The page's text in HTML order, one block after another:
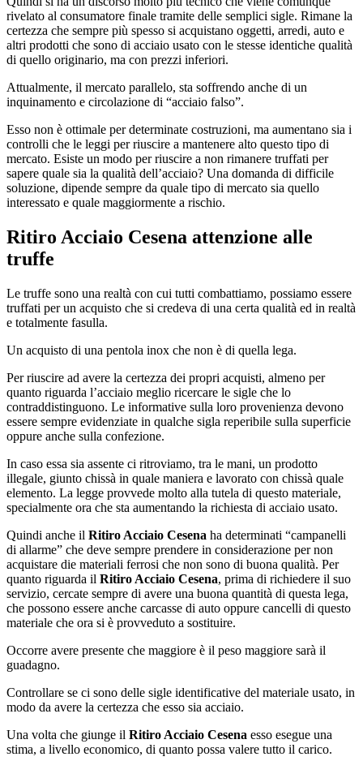
rivelato al consumatore finale tramite delle semplici sigle. Rimane la
certezza che sempre più spesso si acquistano oggetti, arredi, auto e
altri prodotti che sono di acciaio usato con le stesse identiche qualità
di quello originario, ma con prezzi inferiori.
Attualmente, il mercato parallelo, sta soffrendo anche di un
inquinamento e circolazione di “acciaio falso”.
Esso non è ottimale per determinate costruzioni, ma aumentano sia i
controlli che le leggi per riuscire a mantenere alto questo tipo di
mercato. Esiste un modo per riuscire a non rimanere truffati per
sapere quale sia la qualità dell’acciaio? Una domanda di difficile
soluzione, dipende sempre da quale tipo di mercato sia quello
interessato e quale maggiormente a rischio.
Ritiro Acciaio Cesena attenzione alle
truffe
Le truffe sono una realtà con cui tutti combattiamo, possiamo essere
truffati per un acquisto che si credeva di una certa qualità ed in realtà
e totalmente fasulla.
Un acquisto di una pentola inox che non è di quella lega.
Per riuscire ad avere la certezza dei propri acquisti, almeno per
quanto riguarda l’acciaio meglio ricercare le sigle che lo
contraddistinguono. Le informative sulla loro provenienza devono
essere sempre evidenziate in qualche sigla reperibile sulla superficie
oppure anche sulla confezione.
In caso essa sia assente ci ritroviamo, tra le mani, un prodotto
illegale, giunto chissà in quale maniera e lavorato con chissà quale
elemento. La legge provvede molto alla tutela di questo materiale,
specialmente ora che sta aumentando la richiesta di acciaio usato.
Quindi anche il Ritiro Acciaio Cesena ha determinati “campanelli
di allarme” che deve sempre prendere in considerazione per non
acquistare die materiali ferrosi che non sono di buona qualità. Per
quanto riguarda il Ritiro Acciaio Cesena, prima di richiedere il suo
servizio, cercate sempre di avere una buona quantità di questa lega,
che possono essere anche carcasse di auto oppure cancelli di questo
materiale che ora si è provveduto a sostituire.
Occorre avere presente che maggiore è il peso maggiore sarà il
guadagno.
Controllare se ci sono delle sigle identificative del materiale usato, in
modo da avere la certezza che esso sia acciaio.
Una volta che giunge il Ritiro Acciaio Cesena esso esegue una
stima, a livello economico, di quanto possa valere tutto il carico.